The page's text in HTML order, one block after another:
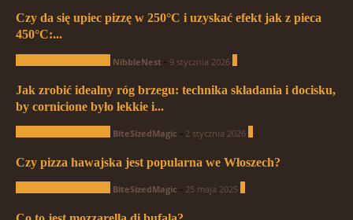
Czy da się upiec pizzę w 250°C i uzyskać efekt jak z pieca
450°C:...
NibbleNest - 9 stycznia 2026
Jak zrobić idealny róg brzegu: technika składania i docisku,
by cornicione było lekkie i...
BiteSizedMagic - 2 stycznia 2026
Czy pizza hawajska jest popularna we Włoszech?
BiteSizedMagic - 25 maja 2025